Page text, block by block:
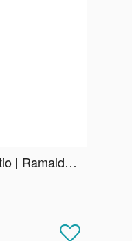
Moradia V4 suites | patio | Ramalde Porto